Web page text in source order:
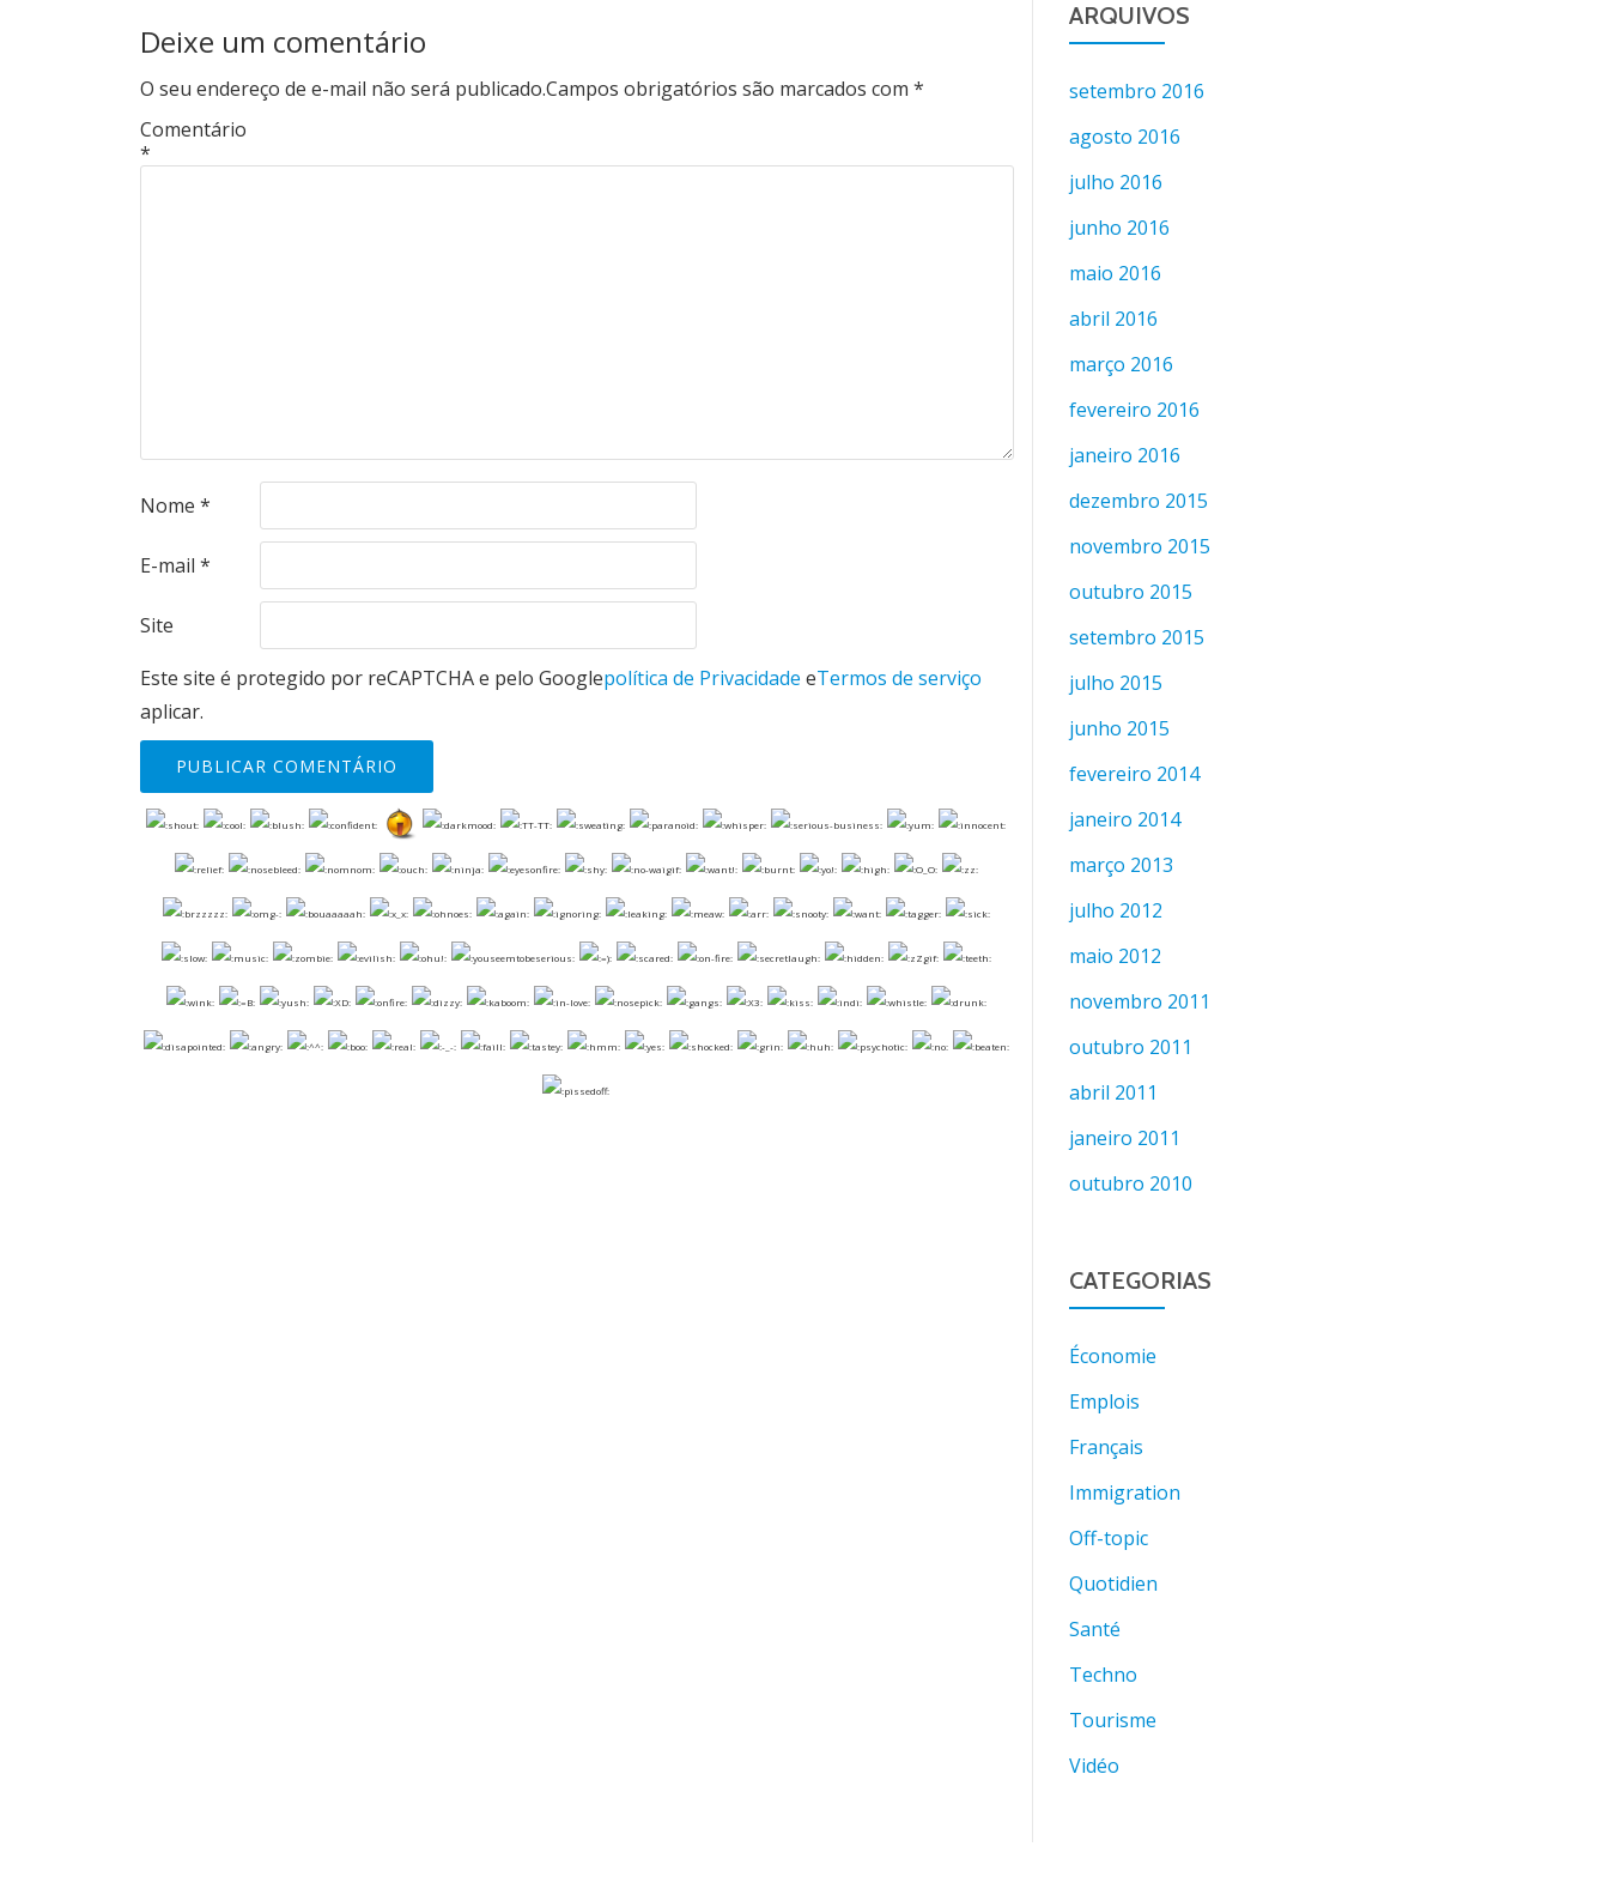
Deixe um comentário
O seu endereço de e-mail não será publicado.Campos obrigatórios são marcados com *
Comentário
*
Nome *
E-mail *
Site
Este site é protegido por reCAPTCHA e pelo Googlepolítica de Privacidade eTermos de serviço
aplicar.
ARQUIVOS
setembro 2016
agosto 2016
julho 2016
junho 2016
maio 2016
abril 2016
março 2016
fevereiro 2016
janeiro 2016
dezembro 2015
novembro 2015
outubro 2015
setembro 2015
julho 2015
junho 2015
fevereiro 2014
janeiro 2014
março 2013
julho 2012
maio 2012
novembro 2011
outubro 2011
abril 2011
janeiro 2011
outubro 2010
CATEGORIAS
Économie
Emplois
Français
Immigration
Off-topic
Quotidien
Santé
Techno
Tourisme
Vidéo